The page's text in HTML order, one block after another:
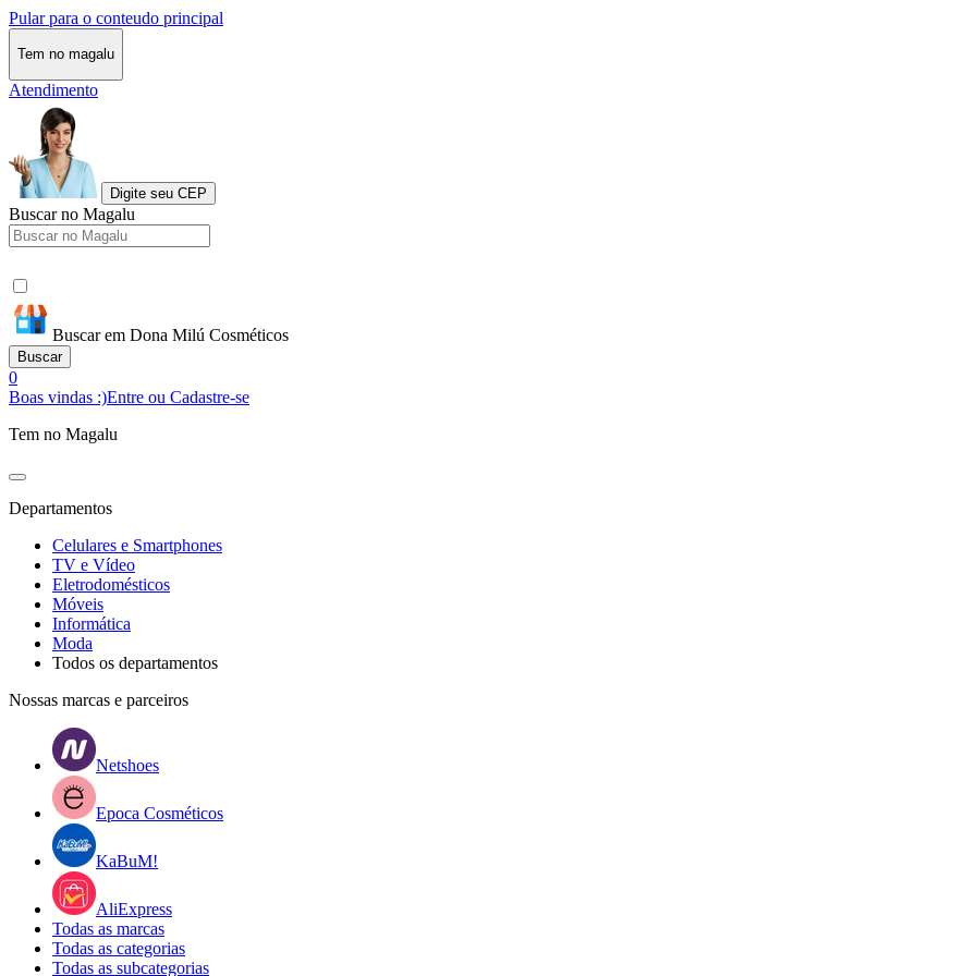
Pular para o conteudo principal
Tem no magalu
Atendimento
Digite seu CEP
Buscar no Magalu
Buscar em Dona Milú Cosméticos
Buscar
0
Boas vindas :)Entre ou Cadastre-se
Tem no Magalu
Departamentos
Celulares e Smartphones
TV e Vídeo
Eletrodomésticos
Móveis
Informática
Moda
Todos os departamentos
Nossas marcas e parceiros
Netshoes
Epoca Cosméticos
KaBuM!
AliExpress
Todas as marcas
Todas as categorias
Todas as subcategorias